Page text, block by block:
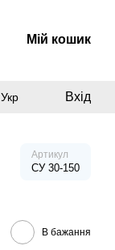
Мій кошик
Укр Вхід
Артикул
СУ 30-150
В бажання